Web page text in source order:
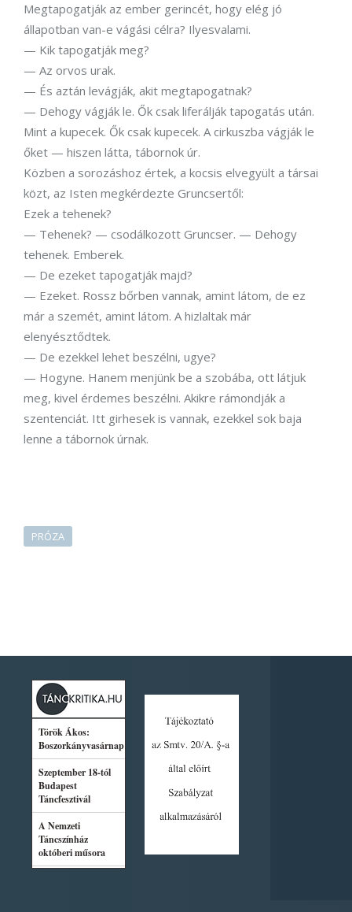
Megtapogatják az ember gerincét, hogy elég jó
állapotban van-e vágási célra? Ilyesvalami.
— Kik tapogatják meg?
— Az orvos urak.
— És aztán levágják, akit megtapogatnak?
— Dehogy vágják le. Ők csak liferálják tapogatás után.
Mint a kupecek. Ők csak kupecek. A cirkuszba vágják le
őket — hiszen látta, tábornok úr.
Közben a sorozáshoz értek, a kocsis elvegyült a társai
közt, az Isten megkérdezte Gruncsertől:
Ezek a tehenek?
— Tehenek? — csodálkozott Gruncser. — Dehogy
tehenek. Emberek.
— De ezeket tapogatják majd?
— Ezeket. Rossz bőrben vannak, amint látom, de ez
már a szemét, amint látom. A hizlaltak már
elenyésztődtek.
— De ezekkel lehet beszélni, ugye?
— Hogyne. Hanem menjünk be a szobába, ott látjuk
meg, kivel érdemes beszélni. Akikre rámondják a
szentenciát. Itt girhesek is vannak, ezekkel sok baja
lenne a tábornok úrnak.
PRÓZA